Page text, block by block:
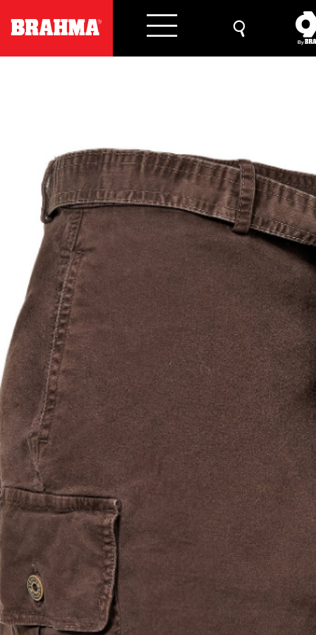
Previous